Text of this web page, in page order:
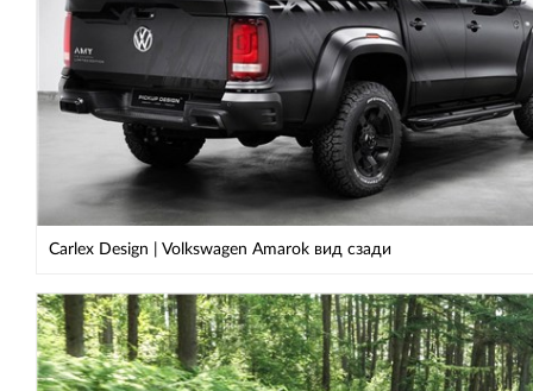
Carlex Design | Volkswagen Amarok вид сзади